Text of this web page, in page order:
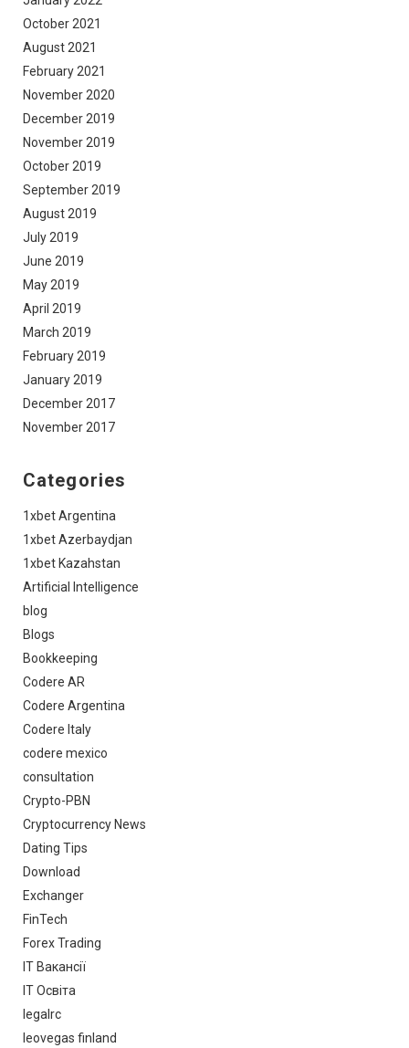
October 2021
August 2021
February 2021
November 2020
December 2019
November 2019
October 2019
September 2019
August 2019
July 2019
June 2019
May 2019
April 2019
March 2019
February 2019
January 2019
December 2017
November 2017
Categories
1xbet Argentina
1xbet Azerbaydjan
1xbet Kazahstan
Artificial Intelligence
blog
Blogs
Bookkeeping
Codere AR
Codere Argentina
Codere Italy
codere mexico
consultation
Crypto-PBN
Cryptocurrency News
Dating Tips
Download
Exchanger
FinTech
Forex Trading
IT Вакансії
IT Освіта
legalrc
leovegas finland